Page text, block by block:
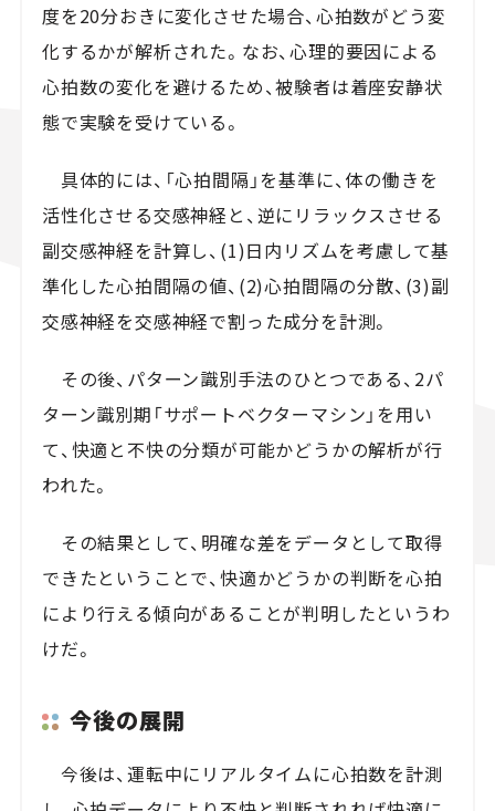
度を20分おきに変化させた場合、心拍数がどう変
化するかが解析された。なお、心理的要因による
心拍数の変化を避けるため、被験者は着座安静状
態で実験を受けている。
具体的には、「心拍間隔」を基準に、体の働きを
活性化させる交感神経と、逆にリラックスさせる
副交感神経を計算し、(1)日内リズムを考慮して基
準化した心拍間隔の値、(2)心拍間隔の分散、(3)副
交感神経を交感神経で割った成分を計測。
その後、パターン識別手法のひとつである、2パ
ターン識別期「サポートベクターマシン」を用い
て、快適と不快の分類が可能かどうかの解析が行
われた。
その結果として、明確な差をデータとして取得
できたということで、快適かどうかの判断を心拍
により行える傾向があることが判明したというわ
けだ。
今後の展開
今後は、運転中にリアルタイムに心拍数を計測